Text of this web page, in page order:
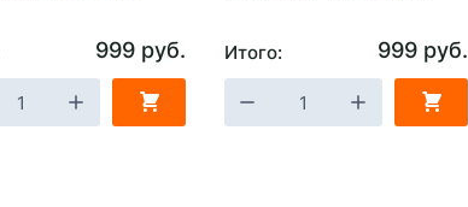
999 руб. Итого: 999 руб.